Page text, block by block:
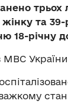
та 39-
18-річну
МВС